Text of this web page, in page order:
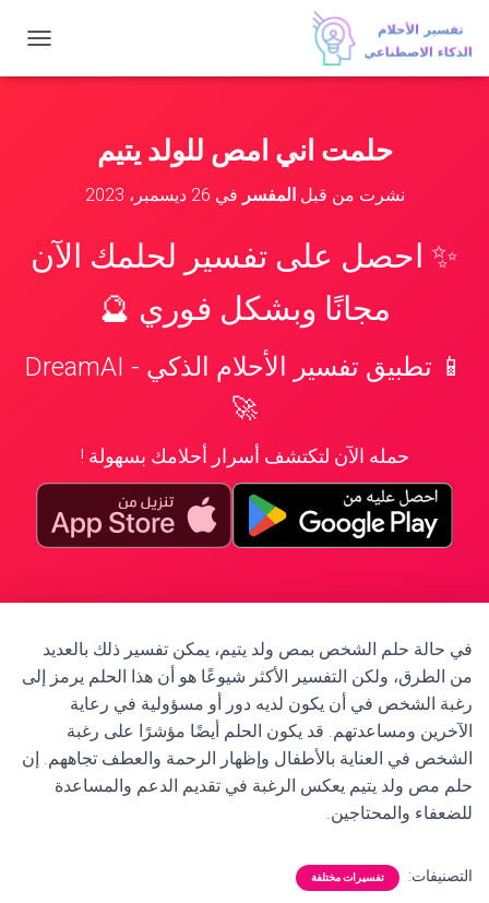
ب
ل
حلمت اني امص للولد يتيم
نشرت من قبلالمفسر في 26 ديسمبر، 2023
✨ احصل على تفسير لحلمك الآن
مجانًا وبشكل فوري 🔮
📱 تطبيق تفسير الأحلام الذكي - DreamAI
🚀
حمله الآن لتكتشف أسرار أحلامك بسهولة !
في حالة حلم الشخص بمص ولد يتيم، يمكن تفسير ذلك بالعديد
من الطرق، ولكن التفسير الأكثر شيوعًا هو أن هذا الحلم يرمز إلى
رغبة الشخص في أن يكون لديه دور أو مسؤولية في رعاية
الآخرين ومساعدتهم. قد يكون الحلم أيضًا مؤشرًا على رغبة
الشخص في العناية بالأطفال وإظهار الرحمة والعطف تجاههم. إن
حلم مص ولد يتيم يعكس الرغبة في تقديم الدعم والمساعدة
للضعفاء والمحتاجين.
التصنيفات: تفسيرات مختلفة